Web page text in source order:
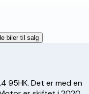
biler til salg
95HK. Det er med en